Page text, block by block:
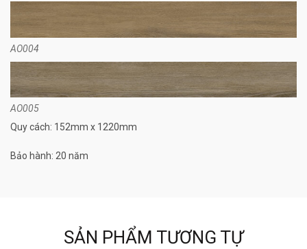
AO004
AO005
Quy cách: 152mm x 1220mm
Bảo hành: 20 năm
SẢN PHẨM TƯƠNG TỰ